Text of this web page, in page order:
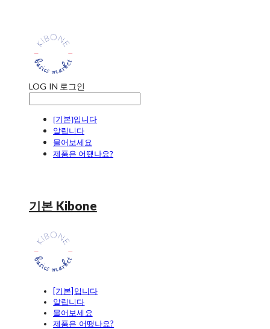
LOG IN 로그인
[기본]입니다
알립니다
물어보세요
제품은 어땠나요?
기본 Kibone
[기본]입니다
알립니다
물어보세요
제품은 어땠나요?